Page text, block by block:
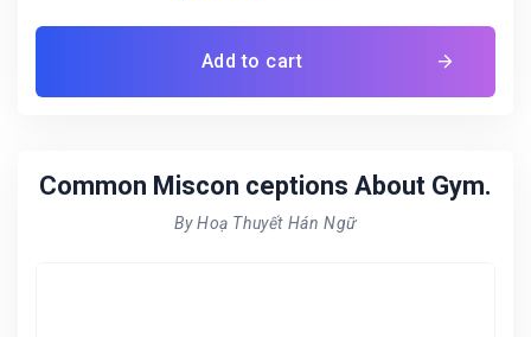
Add to cart
Common Miscon ceptions About Gym.
By Hoạ Thuyết Hán Ngữ